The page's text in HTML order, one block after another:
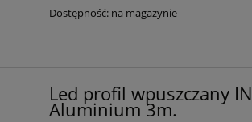
Dostępność: na magazynie
Led profil wpuszczany
Aluminium 3m.